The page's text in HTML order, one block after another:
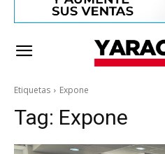
Etiquetas Expone
Tag: Expone